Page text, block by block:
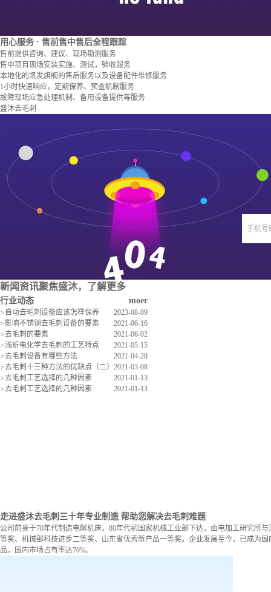
用心服务 · 售前售中售后全程跟踪
售前提供咨询、建议、现场勘测服务
售中项目现场安装实施、测试，验收服务
本地化的凯发旗舰的售后服务以及设备配件维修服务
1小时快速响应，定期保养、预查机制服务
故障现场应急处理机制、备用设备提供等服务
盛沐去毛刺
手机号
新闻资讯聚焦盛沐，了解更多
moer
行业动态
2023-08-09
> 自动去毛刺设备应该怎样保养
2021-06-16
>影响不锈钢去毛刺设备的要素
2021-06-02
>去毛刺的要素
2021-05-15
>浅析电化学去毛刺的工艺特点
2021-04-28
>去毛刺设备有哪些方法
2021-03-08
>去毛刺十三种方法的优缺点（二）
2021-01-13
>去毛刺工艺选择的几种因素
2021-01-13
>去毛刺工艺选择的几种因素
走进盛沐去毛刺 三十年专业制造 帮助您解决去毛刺难题
公司前身于70年代制造电解机床，80年代初国家机械工业部下达，由电加工研究所
等奖、机械部科技进步二等奖、山东省优秀新产品一等奖。企业发展至今，已成为
品，国内市场占有率达70%。